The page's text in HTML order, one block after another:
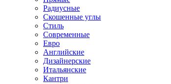
Радиусные
Скошенные углы
Стиль
Современные
Евро
Английские
Дизайнерские
Итальянские
Кантри